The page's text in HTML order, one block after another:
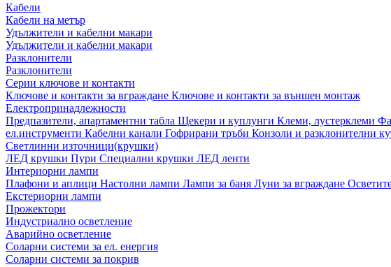
Кабели
Кабели на метър
Удължители и кабелни макари
Удължители и кабелни макари
Разклонители
Разклонители
Серии ключове и контакти
Ключове и контакти за вграждане Ключове и контакти за външен монтаж
Електропринадлежности
Предпазители, апартаментни табла Щекери и куплунги Клеми, лустерклеми
ел.инструменти Кабелни канали Гофрирани тръби Конзоли и разклонителни
Светлинни източници(крушки)
ЛЕД крушки Пури Специални крушки ЛЕД ленти
Интериорни лампи
Плафони и аплици Настолни лампи Лампи за баня Луни за вграждане
Екстериорни лампи
Прожектори
Индустриално осветление
Аварийно осветление
Соларни системи за ел. енергия
Соларни системи за покрив